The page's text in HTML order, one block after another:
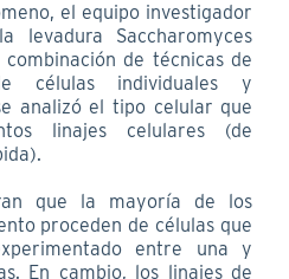
el equipo investigador
levadura Saccharomyces
de técnicas de
células individuales y
analizó el tipo celular que
linajes celulares (de
que la mayoría de los
proceden de células que
entre una y
En cambio, los linajes de